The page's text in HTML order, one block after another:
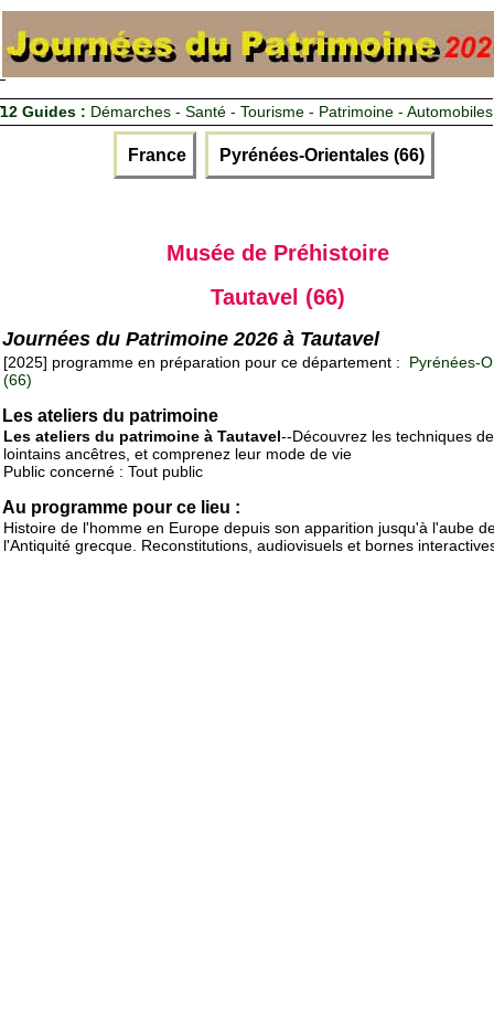
12 Guides : Démarches - Santé - Tourisme - Patrimoine - Automobiles
France Pyrénées-Orientales (66)
Musée de Préhistoire
Tautavel (66)
Journées du Patrimoine 2026 à Tautavel
[2025] programme en préparation pour ce département :
Pyrénées-
(66)
Les ateliers du patrimoine
Les ateliers du patrimoine à Tautavel--Découvrez les techniques
lointains ancêtres, et comprenez leur mode de vie
Public concerné : Tout public
Au programme pour ce lieu :
Histoire de l'homme en Europe depuis son apparition jusqu'à l'aube
l'Antiquité grecque. Reconstitutions, audiovisuels et bornes